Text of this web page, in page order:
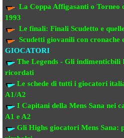
La Coppa Affigasanti o Torneo
1993
Le finali: Finali Scudetto e
Scudetti giovanili con cronache
GIOCATORI
The Legends - Gli indimenticbili
ricordati
Le schede di tutti i giocatori
A1/A2
I Capitani della Mens Sana nei
A1 e A2
Gli Highs giocatori Mens Sana: